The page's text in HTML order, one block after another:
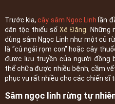
Trước kia,cây sâm Ngọc Linh lần
dân tộc thiểu số Xê Đăng .
dùng sâm Ngọc Linh như một củ
là “củ ngải rọm con” hoặc cây
được lưu truyền của người đồng
thể chữa được nhiều bệnh, cầm
phục vụ rất nhiều cho các chiến sĩ
Sâm ngọc linh rừng tự